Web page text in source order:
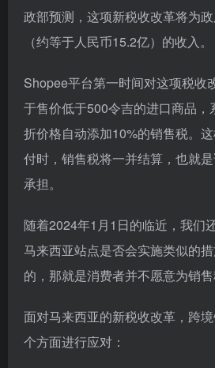
政部预测，这项新税收改革将为
（约等于人民币15.2亿）的收入。
Shopee平台第一时间对这项税收
于售价低于500令吉的进口商品
折价格自动添加10%的销售税。
付时，销售税将一并结算，也就
承担。
随着2024年1月1日的临近，我们
马来西亚站点是否会实施类似的
的，那就是消费者并不愿意为销售
面对马来西亚的新税收改革，跨
个方面进行应对：